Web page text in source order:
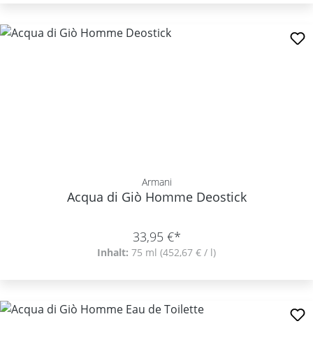
Armani
Acqua di Giò Homme Deostick
33,95 €*
Inhalt: 75 ml (452,67 € / l)